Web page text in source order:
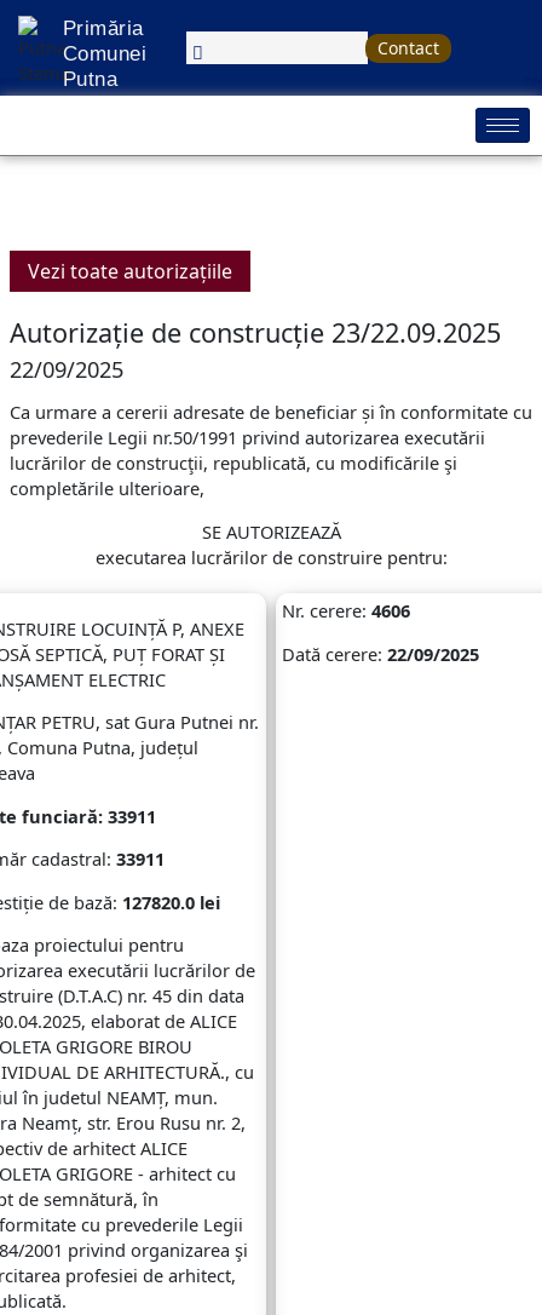
Treci
conținut
Primăria
Comunei
Putna
Contact
Vezi toate autorizațiile
Autorizație de construcție 23/22.09.2025
22/09/2025
Ca urmare a cererii adresate de beneficiar și în conformitate cu
prevederile Legii nr.50/1991 privind autorizarea executării
lucrărilor de construcţii, republicată, cu modificările şi
completările ulterioare,
SE AUTORIZEAZĂ
executarea lucrărilor de construire pentru:
LOCUINȚĂ P, ANEXE
SEPTICĂ, PUȚ FORAT ȘI
ELECTRIC
PETRU, sat Gura Putnei nr.
Comuna Putna, județul
funciară: 33911
cadastral: 33911
de bază: 127820.0 lei
proiectului pentru
executării lucrărilor de
(D.T.A.C) nr. 45 din data
elaborat de ALICE
GRIGORE BIROU
DE ARHITECTURĂ., cu
în judetul NEAMȚ, mun.
Neamț, str. Erou Rusu nr. 2,
de arhitect ALICE
GRIGORE - arhitect cu
de semnătură, în
cu prevederile Legii
2001 privind organizarea şi
profesiei de arhitect,
Nr. cerere: 4606
Dată cerere: 22/09/2025